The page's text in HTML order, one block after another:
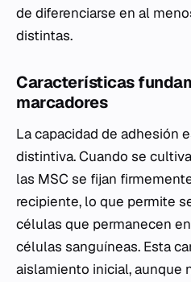
de diferenciarse en al
distintas.
Características
marcadores
La capacidad de adhesión
distintiva. Cuando se
las MSC se fijan
recipiente, lo que permite
células que permanecen
células sanguíneas. Esta
aislamiento inicial, aunque